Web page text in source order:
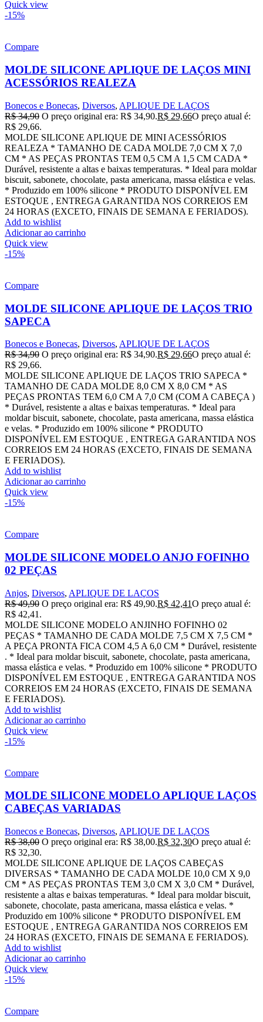
Quick view
-15%
Compare
MOLDE SILICONE APLIQUE DE LAÇOS MINI
ACESSÓRIOS REALEZA
Bonecos e Bonecas, Diversos, APLIQUE DE LAÇOS
R$34,90 O preço original era: R$ 34,90.R$ 29,66O preço atual é:
R$ 29,66.
MOLDE SILICONE APLIQUE DE MINI ACESSÓRIOS
REALEZA * TAMANHO DE CADA MOLDE 7,0 CM X 7,0
CM * AS PEÇAS PRONTAS TEM 0,5 CM A 1,5 CM CADA *
Durável, resistente a altas e baixas temperaturas. * Ideal para moldar
biscuit, sabonete, chocolate, pasta americana, massa elástica e velas.
* Produzido em 100% silicone * PRODUTO DISPONÍVEL EM
ESTOQUE , ENTREGA GARANTIDA NOS CORREIOS EM
24 HORAS (EXCETO, FINAIS DE SEMANA E FERIADOS).
Add to wishlist
Adicionar ao carrinho
Quick view
-15%
Compare
MOLDE SILICONE APLIQUE DE LAÇOS TRIO
SAPECA
Bonecos e Bonecas, Diversos, APLIQUE DE LAÇOS
R$34,90 O preço original era: R$ 34,90.R$ 29,66O preço atual é:
R$ 29,66.
MOLDE SILICONE APLIQUE DE LAÇOS TRIO SAPECA *
TAMANHO DE CADA MOLDE 8,0 CM X 8,0 CM * AS
PEÇAS PRONTAS TEM 6,0 CM A 7,0 CM (COM A CABEÇA )
* Durável, resistente a altas e baixas temperaturas. * Ideal para
moldar biscuit, sabonete, chocolate, pasta americana, massa elástica
e velas. * Produzido em 100% silicone * PRODUTO
DISPONÍVEL EM ESTOQUE , ENTREGA GARANTIDA NOS
CORREIOS EM 24 HORAS (EXCETO, FINAIS DE SEMANA
E FERIADOS).
Add to wishlist
Adicionar ao carrinho
Quick view
-15%
Compare
MOLDE SILICONE MODELO ANJO FOFINHO
02 PEÇAS
Anjos, Diversos, APLIQUE DE LAÇOS
R$49,90 O preço original era: R$ 49,90.R$ 42,41O preço atual é:
R$ 42,41.
MOLDE SILICONE MODELO ANJINHO FOFINHO 02
PEÇAS * TAMANHO DE CADA MOLDE 7,5 CM X 7,5 CM *
A PEÇA PRONTA FICA COM 4,5 A 6,0 CM * Durável, resistente
. * Ideal para moldar biscuit, sabonete, chocolate, pasta americana,
massa elástica e velas. * Produzido em 100% silicone * PRODUTO
DISPONÍVEL EM ESTOQUE , ENTREGA GARANTIDA NOS
CORREIOS EM 24 HORAS (EXCETO, FINAIS DE SEMANA
E FERIADOS).
Add to wishlist
Adicionar ao carrinho
Quick view
-15%
Compare
MOLDE SILICONE MODELO APLIQUE LAÇOS
CABEÇAS VARIADAS
Bonecos e Bonecas, Diversos, APLIQUE DE LAÇOS
R$38,00 O preço original era: R$ 38,00.R$ 32,30O preço atual é:
R$ 32,30.
MOLDE SILICONE APLIQUE DE LAÇOS CABEÇAS
DIVERSAS * TAMANHO DE CADA MOLDE 10,0 CM X 9,0
CM * AS PEÇAS PRONTAS TEM 3,0 CM X 3,0 CM * Durável,
resistente a altas e baixas temperaturas. * Ideal para moldar biscuit,
sabonete, chocolate, pasta americana, massa elástica e velas. *
Produzido em 100% silicone * PRODUTO DISPONÍVEL EM
ESTOQUE , ENTREGA GARANTIDA NOS CORREIOS EM
24 HORAS (EXCETO, FINAIS DE SEMANA E FERIADOS).
Add to wishlist
Adicionar ao carrinho
Quick view
-15%
Compare